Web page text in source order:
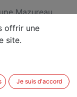
Mazureau
et de
offrir une
site.
Je suis d'accord